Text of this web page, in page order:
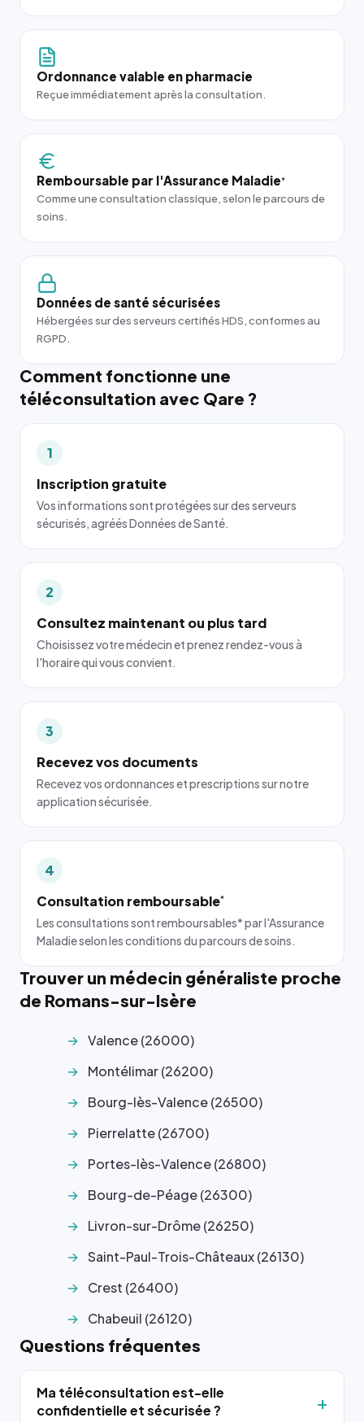
Ordonnance valable en pharmacie
Reçue immédiatement après la consultation.
Remboursable par l'Assurance Maladie*
Comme une consultation classique, selon le parcours de
soins.
Données de santé sécurisées
Hébergées sur des serveurs certifiés HDS, conformes au
RGPD.
Comment fonctionne une
téléconsultation avec Qare ?
1
Inscription gratuite
Vos informations sont protégées sur des serveurs
sécurisés, agréés Données de Santé.
2
Consultez maintenant ou plus tard
Choisissez votre médecin et prenez rendez-vous à
l'horaire qui vous convient.
3
Recevez vos documents
Recevez vos ordonnances et prescriptions sur notre
application sécurisée.
4
Consultation remboursable*
Les consultations sont remboursables* par l'Assurance
Maladie selon les conditions du parcours de soins.
Trouver un médecin généraliste proche
de Romans-sur-Isère
Valence (26000)
Montélimar (26200)
Bourg-lès-Valence (26500)
Pierrelatte (26700)
Portes-lès-Valence (26800)
Bourg-de-Péage (26300)
Livron-sur-Drôme (26250)
Saint-Paul-Trois-Châteaux (26130)
Crest (26400)
Chabeuil (26120)
Questions fréquentes
Ma téléconsultation est-elle
confidentielle et sécurisée ?